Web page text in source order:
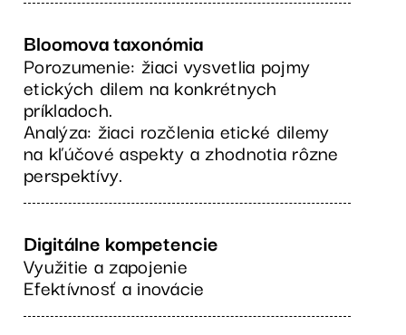
Bloomova taxonómia
Porozumenie: žiaci vysvetlia pojmy
etických dilem na konkrétnych
príkladoch.
Analýza: žiaci rozčlenia etické dilemy
na kľúčové aspekty a zhodnotia rôzne
perspektívy.
Digitálne kompetencie
Využitie a zapojenie
Efektívnosť a inovácie